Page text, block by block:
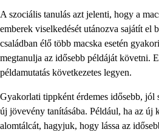
A szociális tanulás azt jelenti, hogy a
emberek viselkedését utánozva sajátít el
családban élő több macska esetén
megtanulja az idősebb példáját követni.
példamutatás következetes legyen.
Gyakorlati tippként érdemes idősebb, jól
új jövevény tanításába. Például, ha az új
alomtálcát, hagyjuk, hogy lássa az